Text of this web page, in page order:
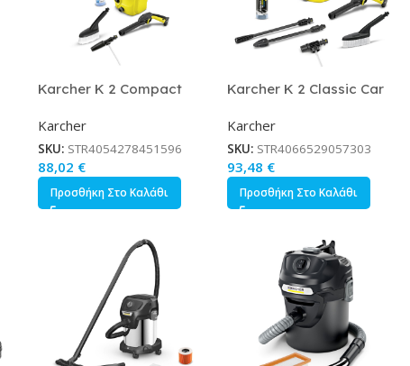
Karcher K 2 Compact
με Πίεση 110bar Κωδικός
1.673-500.0
Karcher
SKU: STR4054278451596
88,02 €
Προσθήκη Στο Καλάθι
Karcher K 2 Classic Car
με Πίεση 110bar Κωδικός
1.673-574.0
Karcher
SKU: STR4066529057303
93,48 €
Προσθήκη Στο Καλάθι